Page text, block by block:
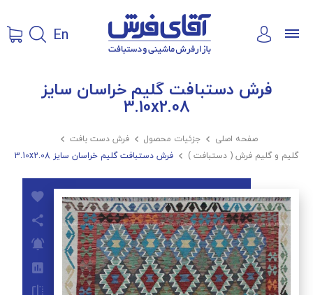
En
فرش دستبافت گلیم خراسان سایز
3.10x2.08
صفحه اصلی  جزئیات محصول  فرش دست بافت 
گلیم و گلیم فرش ( دستبافت )  فرش دستبافت گلیم خراسان سایز 3.10x2.08